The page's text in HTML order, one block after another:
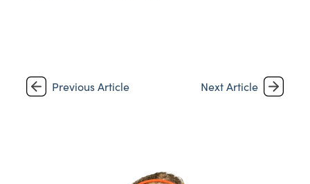
Previous Article Next Article